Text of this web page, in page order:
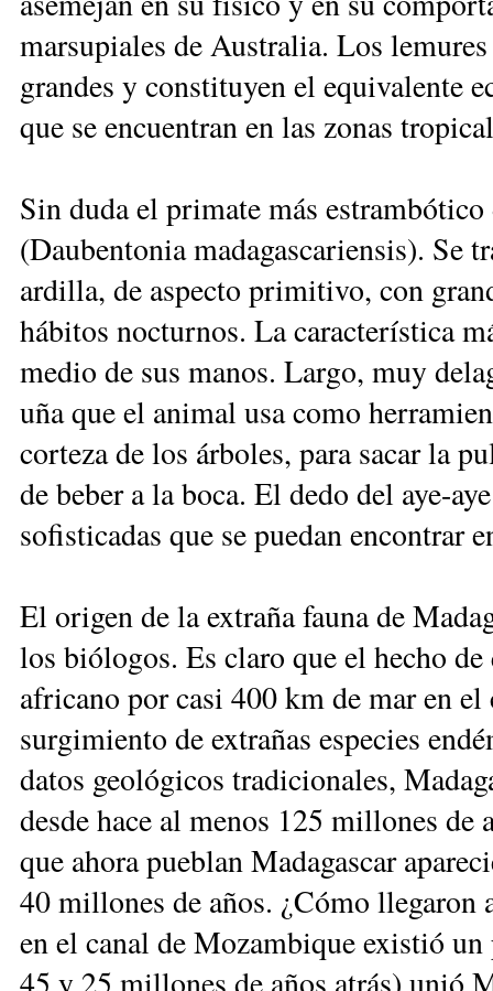
marsupiales de Australia. Los
grandes y constituyen el equivalente
que se encuentran en las zonas
Sin duda el primate más estrambótico
(Daubentonia madagascariensis). Se
ardilla, de aspecto primitivo, con
hábitos nocturnos. La característica
medio de sus manos. Largo, muy
uña que el animal usa como
corteza de los árboles, para sacar la
de beber a la boca. El dedo del aye-
sofisticadas que se puedan encontrar
El origen de la extraña fauna de
los biólogos. Es claro que el hecho
africano por casi 400 km de mar en
surgimiento de extrañas especies
datos geológicos tradicionales,
desde hace al menos 125 millones
que ahora pueblan Madagascar
40 millones de años. ¿Cómo llegaron
en el canal de Mozambique existió
45 y 25 millones de años atrás) unió